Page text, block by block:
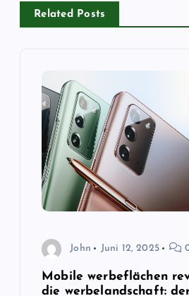
g
Related Posts
John Juni 12, 2025
Mobile werbeflächen
die werbelandschaft: